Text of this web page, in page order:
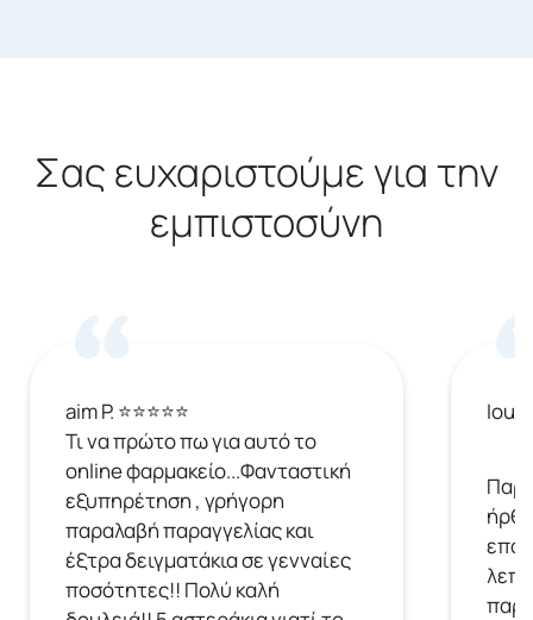
Σας ευχαριστούμε για την
εμπιστοσύνη
aim P. ⭐⭐⭐⭐⭐
Τι να πρώτο πω για αυτό το
online φαρμακείο...Φανταστική
εξυπηρέτηση , γρήγορη
παραλαβή παραγγελίας και
έξτρα δειγματάκια σε γενναίες
ποσότητες!! Πολύ καλή
Ioulia